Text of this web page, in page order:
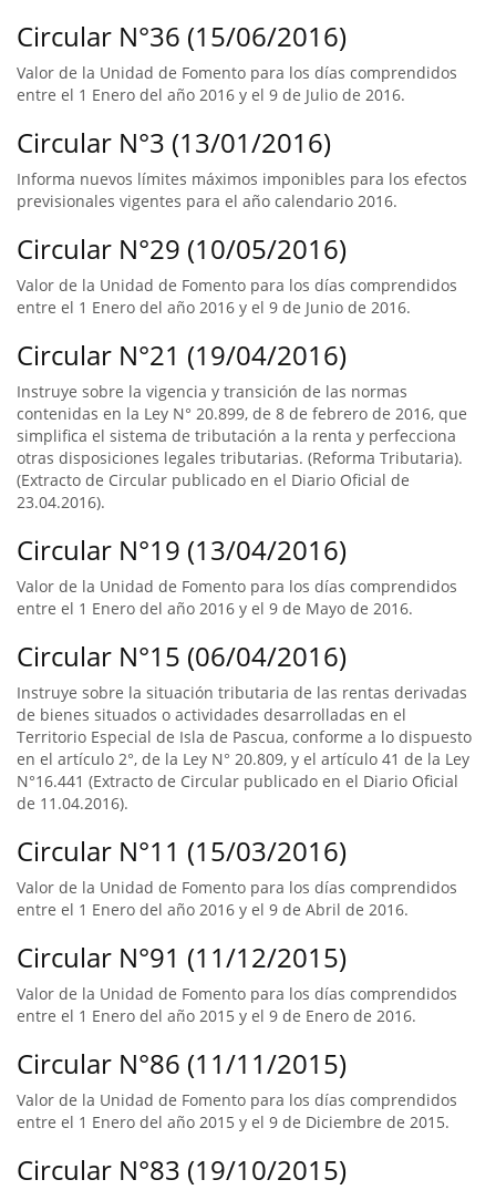
Circular N°36 (15/06/2016)
Valor de la Unidad de Fomento para los días comprendidos
entre el 1 Enero del año 2016 y el 9 de Julio de 2016.
Circular N°3 (13/01/2016)
Informa nuevos límites máximos imponibles para los efectos
previsionales vigentes para el año calendario 2016.
Circular N°29 (10/05/2016)
Valor de la Unidad de Fomento para los días comprendidos
entre el 1 Enero del año 2016 y el 9 de Junio de 2016.
Circular N°21 (19/04/2016)
Instruye sobre la vigencia y transición de las normas
contenidas en la Ley N° 20.899, de 8 de febrero de 2016, que
simplifica el sistema de tributación a la renta y perfecciona
otras disposiciones legales tributarias. (Reforma Tributaria).
(Extracto de Circular publicado en el Diario Oficial de
23.04.2016).
Circular N°19 (13/04/2016)
Valor de la Unidad de Fomento para los días comprendidos
entre el 1 Enero del año 2016 y el 9 de Mayo de 2016.
Circular N°15 (06/04/2016)
Instruye sobre la situación tributaria de las rentas derivadas
de bienes situados o actividades desarrolladas en el
Territorio Especial de Isla de Pascua, conforme a lo dispuesto
en el artículo 2°, de la Ley N° 20.809, y el artículo 41 de la Ley
N°16.441 (Extracto de Circular publicado en el Diario Oficial
de 11.04.2016).
Circular N°11 (15/03/2016)
Valor de la Unidad de Fomento para los días comprendidos
entre el 1 Enero del año 2016 y el 9 de Abril de 2016.
Circular N°91 (11/12/2015)
Valor de la Unidad de Fomento para los días comprendidos
entre el 1 Enero del año 2015 y el 9 de Enero de 2016.
Circular N°86 (11/11/2015)
Valor de la Unidad de Fomento para los días comprendidos
entre el 1 Enero del año 2015 y el 9 de Diciembre de 2015.
Circular N°83 (19/10/2015)